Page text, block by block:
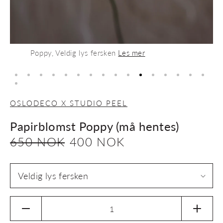
Poppy, Veldig lys fersken Les mer
OSLODECO X STUDIO PEEL
Papirblomst Poppy (må hentes)
Vanlig
pris
650 NOK Salgspris
400 NOK
Øk